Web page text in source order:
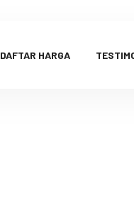
DAFTAR HARGA